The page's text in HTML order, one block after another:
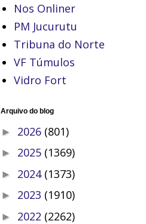
Nos Onliner
PM Jucurutu
Tribuna do Norte
VF Túmulos
Vidro Fort
Arquivo do blog
► 2026 (801)
► 2025 (1369)
► 2024 (1373)
► 2023 (1910)
► 2022 (2262)